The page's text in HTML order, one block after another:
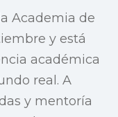
Academia de
y está
académica
real. A
y mentoría